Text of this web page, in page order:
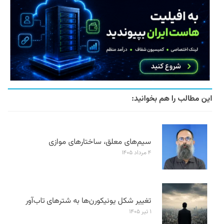
این مطالب را هم بخوانید:
سیم‌های معلق، ساختارهای موازی
۴ مرداد ۱۴۰۵
تغییر شکل یونیکورن‌ها به شترهای تاب‌آور
۱ تیر ۱۴۰۵